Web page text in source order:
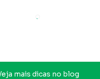
mais dicas no blog